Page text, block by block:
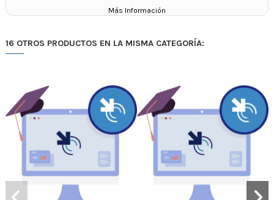
Más Información
16 OTROS PRODUCTOS EN LA MISMA CATEGORÍA: